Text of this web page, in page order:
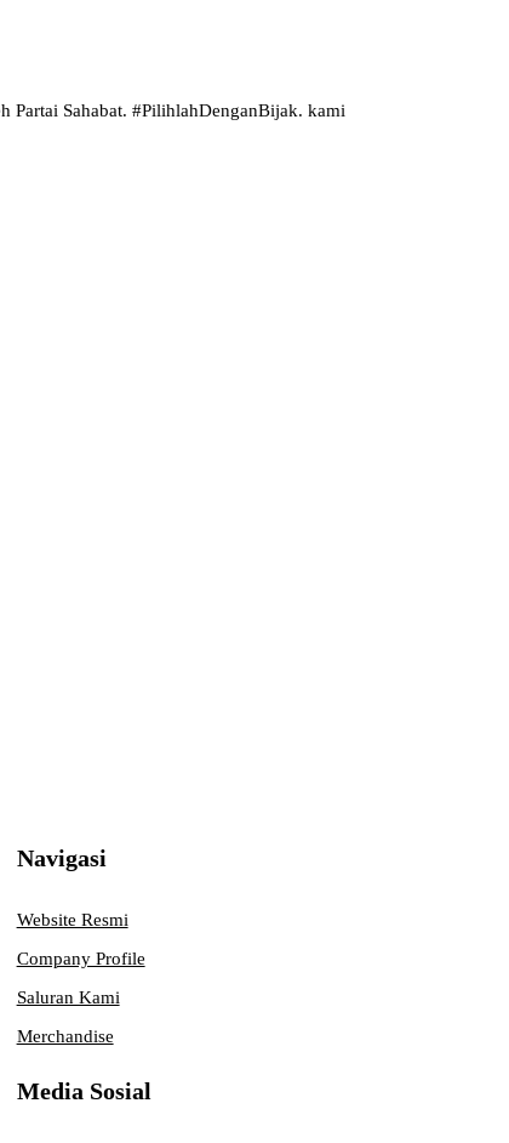
Partai Sahabat. #PilihlahDenganBijak. kami
Navigasi
Website Resmi
Company Profile
Saluran Kami
Merchandise
Media Sosial